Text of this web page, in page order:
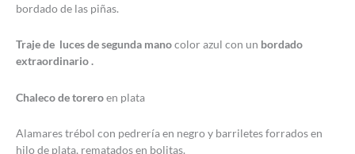
bordado de las piñas.
Traje de luces de segunda manocolor azul con un bordado
extraordinario .
Chaleco de toreroen plata
Alamares trébol con pedrería en negro y barriletes forrados en
hilo de plata, rematados en bolitas.